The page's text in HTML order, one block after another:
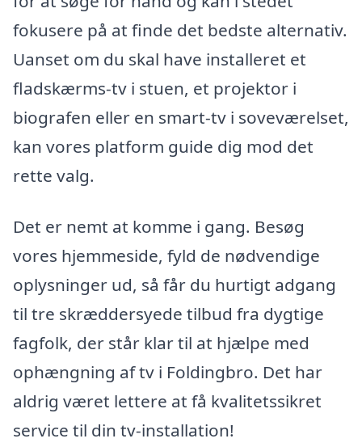
fokusere på at finde det bedste alternativ.
Uanset om du skal have installeret et
fladskærms-tv i stuen, et projektor i
biografen eller en smart-tv i soveværelset,
kan vores platform guide dig mod det
rette valg.
Det er nemt at komme i gang. Besøg
vores hjemmeside, fyld de nødvendige
oplysninger ud, så får du hurtigt adgang
til tre skræddersyede tilbud fra dygtige
fagfolk, der står klar til at hjælpe med
ophængning af tv i Foldingbro. Det har
aldrig været lettere at få kvalitetssikret
service til din tv-installation!